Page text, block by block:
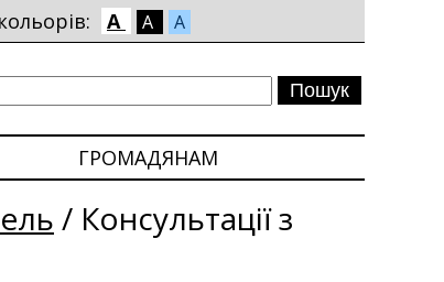
A A A
ГРОМАДЯНАМ
/ Консультації з